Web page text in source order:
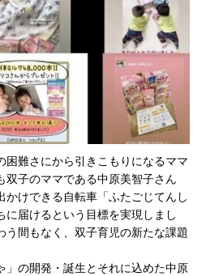
困難さにから引きこもりになるママ
双子のママである中原美智子さん
かけできる自転車「ふたごじてんし
に届けるという目標を実現しまし
う間もなく、双子育児の新たな課題
」の開発・誕生とそれに込めた中原